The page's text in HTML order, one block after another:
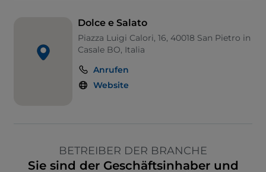
Dolce e Salato
Piazza Luigi Calori, 16, 40018 San Pietro in
Casale BO, Italia
Anrufen
Website
BETREIBER DER BRANCHE
Sie sind der Geschäftsinhaber und